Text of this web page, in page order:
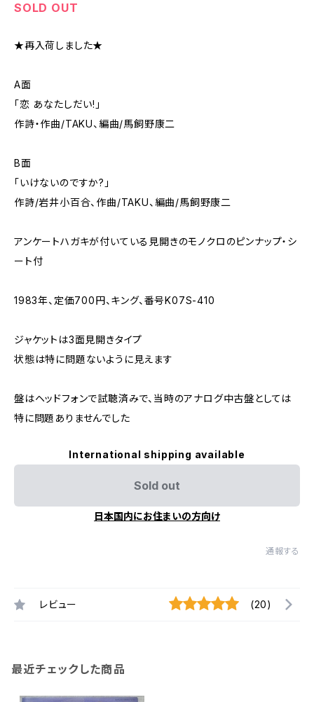
SOLD OUT
★再入荷しました★
A面
「恋 あなたしだい!」
作詩・作曲/TAKU、編曲/馬飼野康二
B面
「いけないのですか?」
作詩/岩井小百合、作曲/TAKU、編曲/馬飼野康二
アンケートハガキが付いている見開きのモノクロのピンナップ・シ
ート付
1983年、定価700円、キング、番号K07S-410
ジャケットは3面見開きタイプ
状態は特に問題ないように見えます
盤はヘッドフォンで試聴済みで、当時のアナログ中古盤としては
特に問題ありませんでした
International shipping available
Sold out
日本国内にお住まいの方向け
通報する
レビュー (20)
最近チェックした商品